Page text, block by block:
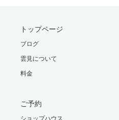
トップページ
ブログ
雲見について
料金
ご予約
ショップハウス